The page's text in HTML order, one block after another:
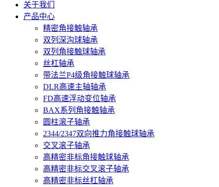
关于我们
产品中心
精密角接触轴承
双列深沟球轴承
双列角接触球轴承
丝杠轴承
带法兰P4级角接触球轴承
DLR高速主轴轴承
FD高速浮动变位轴承
BAX系列角接触轴承
圆柱滚子轴承
2344/2347双向推力角接触球轴承
交叉滚子轴承
高精密非标角接触球轴承
高精密非标交叉滚子轴承
高精密非标丝杠轴承